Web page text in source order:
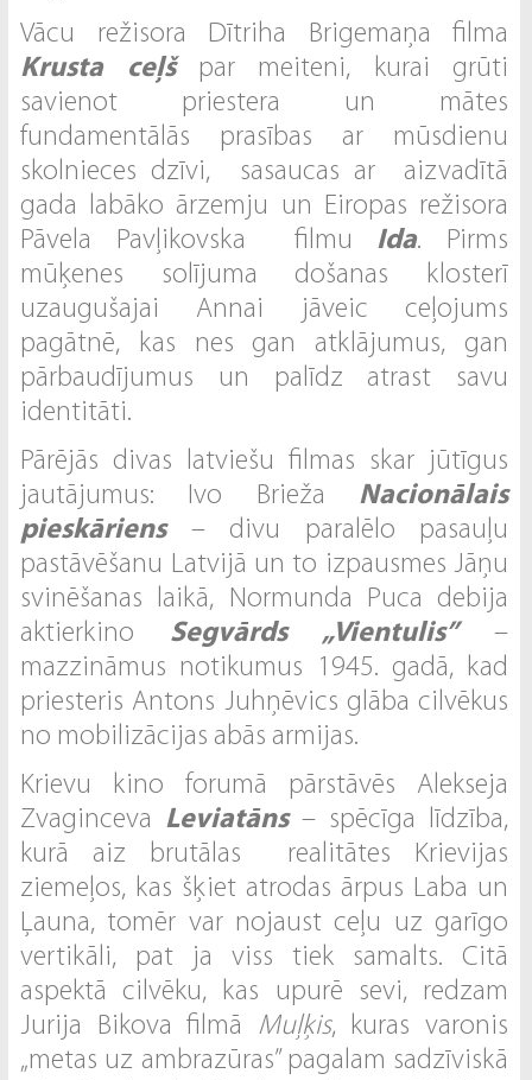
Vācu režisora Dītriha Brigemaņa filma
Krusta ceļšpar meiteni, kurai grūti
savienot priestera un mātes
fundamentālās prasības ar mūsdienu
skolnieces dzīvi, sasaucas ar aizvadītā
gada labāko ārzemju un Eiropas režisora
Pāvela Pavļikovska filmu Ida. Pirms
mūķenes solījuma došanas klosterī
uzaugušajai Annai jāveic ceļojums
pagātnē, kas nes gan atklājumus, gan
pārbaudījumus un palīdz atrast savu
identitāti.
Pārējās divas latviešu filmas skar jūtīgus
jautājumus: Ivo Brieža Nacionālais
pieskāriens– divu paralēlo pasauļu
pastāvēšanu Latvijā un to izpausmes Jāņu
svinēšanas laikā, Normunda Puca debija
aktierkino Segvārds „Vientulis”–
mazzināmus notikumus 1945. gadā, kad
priesteris Antons Juhņēvics glāba cilvēkus
no mobilizācijas abās armijas.
Krievu kino forumā pārstāvēs Alekseja
Zvaginceva Leviatāns – spēcīga līdzība,
kurā aiz brutālas realitātes Krievijas
ziemeļos, kas šķiet atrodas ārpus Laba un
Ļauna, tomēr var nojaust ceļu uz garīgo
vertikāli, pat ja viss tiek samalts. Citā
aspektā cilvēku, kas upurē sevi, redzam
Jurija Bikova filmā Muļķis, kuras varonis
„metas uz ambrazūras” pagalam sadzīviskā